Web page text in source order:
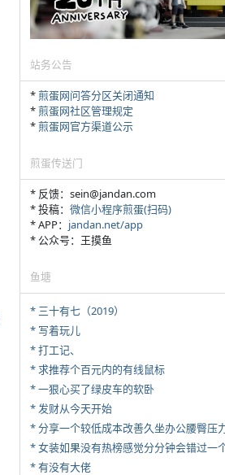
站务公告
*煎蛋网问答分区关闭通知
*煎蛋网社区管理规定
*煎蛋网官方渠道公示
煎蛋传送门
* 反馈：sein@jandan.com
* 投稿： 微信小程序煎蛋(扫码)
* APP： jandan.net/app
* 公众号：王摸鱼
鱼塘
* 三十有七（2019）
* 写着玩儿
* 打工记、
* 求推荐个百元内的有线鼠标
* 一狠心买了绿皮车的软卧
* 发财从今天开始
* 分享一个较低成本改善久坐办公腰臀压
* 女装如果没有热榜感觉分分钟会错过一
* 有没有大佬